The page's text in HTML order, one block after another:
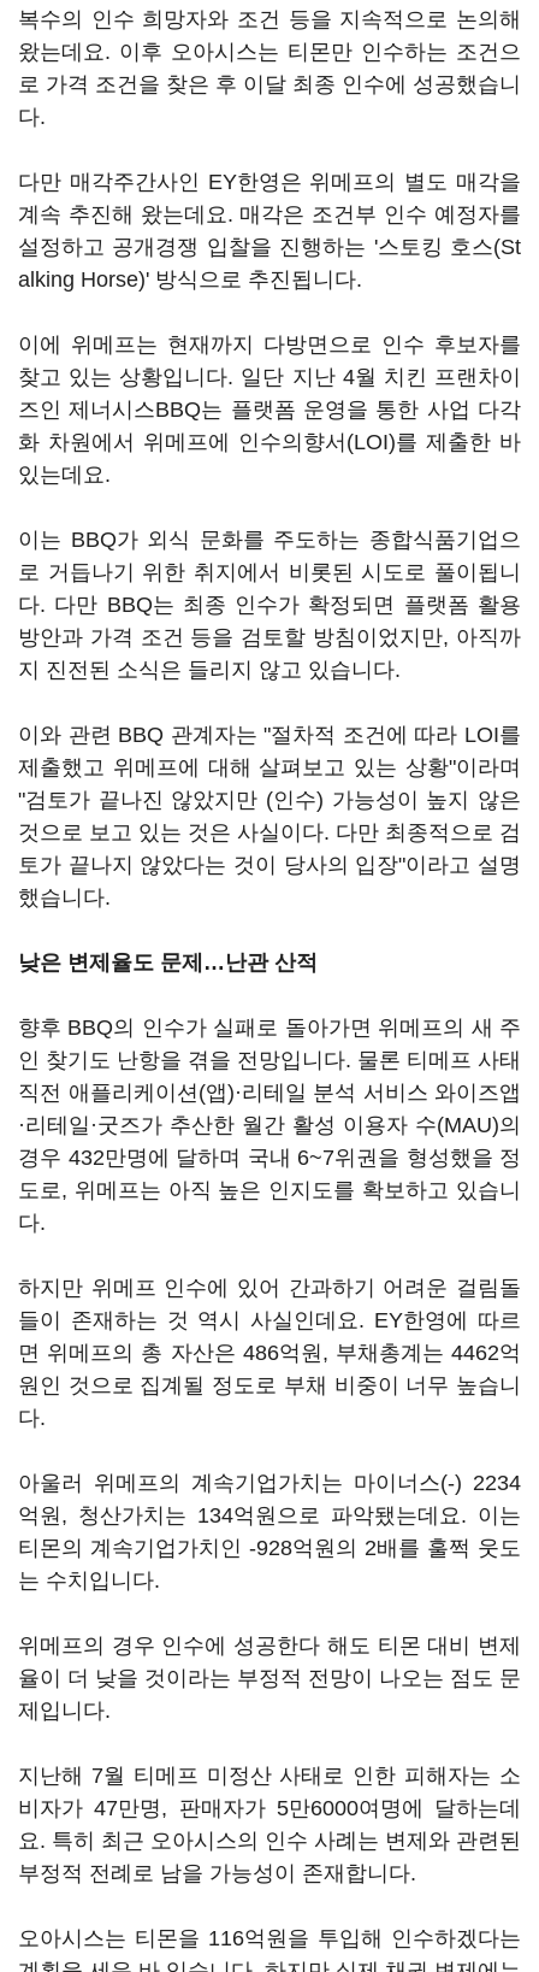
복수의 인수 희망자와 조건 등을 지속적으로 논의해
왔는데요. 이후 오아시스는 티몬만 인수하는 조건으
로 가격 조건을 찾은 후 이달 최종 인수에 성공했습니
다.
다만 매각주간사인 EY한영은 위메프의 별도 매각을
계속 추진해 왔는데요. 매각은 조건부 인수 예정자를
설정하고 공개경쟁 입찰을 진행하는 '스토킹 호스(St
alking Horse)' 방식으로 추진됩니다.
이에 위메프는 현재까지 다방면으로 인수 후보자를
찾고 있는 상황입니다. 일단 지난 4월 치킨 프랜차이
즈인 제너시스BBQ는 플랫폼 운영을 통한 사업 다각
화 차원에서 위메프에 인수의향서(LOI)를 제출한 바
있는데요.
이는 BBQ가 외식 문화를 주도하는 종합식품기업으
로 거듭나기 위한 취지에서 비롯된 시도로 풀이됩니
다. 다만 BBQ는 최종 인수가 확정되면 플랫폼 활용
방안과 가격 조건 등을 검토할 방침이었지만, 아직까
지 진전된 소식은 들리지 않고 있습니다.
이와 관련 BBQ 관계자는 "절차적 조건에 따라 LOI를
제출했고 위메프에 대해 살펴보고 있는 상황"이라며
"검토가 끝나진 않았지만 (인수) 가능성이 높지 않은
것으로 보고 있는 것은 사실이다. 다만 최종적으로 검
토가 끝나지 않았다는 것이 당사의 입장"이라고 설명
했습니다.
낮은 변제율도 문제…난관 산적
향후 BBQ의 인수가 실패로 돌아가면 위메프의 새 주
인 찾기도 난항을 겪을 전망입니다. 물론 티메프 사태
직전 애플리케이션(앱)·리테일 분석 서비스 와이즈앱
·리테일·굿즈가 추산한 월간 활성 이용자 수(MAU)의
경우 432만명에 달하며 국내 6~7위권을 형성했을 정
도로, 위메프는 아직 높은 인지도를 확보하고 있습니
다.
하지만 위메프 인수에 있어 간과하기 어려운 걸림돌
들이 존재하는 것 역시 사실인데요. EY한영에 따르
면 위메프의 총 자산은 486억원, 부채총계는 4462억
원인 것으로 집계될 정도로 부채 비중이 너무 높습니
다.
아울러 위메프의 계속기업가치는 마이너스(-) 2234
억원, 청산가치는 134억원으로 파악됐는데요. 이는
티몬의 계속기업가치인 -928억원의 2배를 훌쩍 웃도
는 수치입니다.
위메프의 경우 인수에 성공한다 해도 티몬 대비 변제
율이 더 낮을 것이라는 부정적 전망이 나오는 점도 문
제입니다.
지난해 7월 티메프 미정산 사태로 인한 피해자는 소
비자가 47만명, 판매자가 5만6000여명에 달하는데
요. 특히 최근 오아시스의 인수 사례는 변제와 관련된
부정적 전례로 남을 가능성이 존재합니다.
오아시스는 티몬을 116억원을 투입해 인수하겠다는